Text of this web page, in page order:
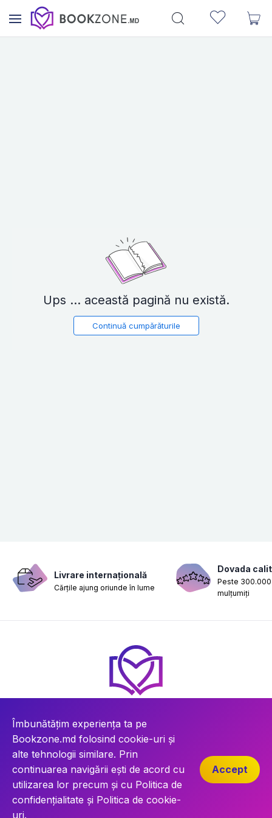
Ups ... această pagină nu există.
Continuă cumpărăturile
Livrare internațională
Cărțile ajung oriunde în lume
Dovada
Peste
mulțumiți
Categorii
Contul meu Bookzone
Ajutor online
Despre Bookzone
Îmbunătățim experiența ta pe
Bookzone.md folosind cookie-uri și
alte tehnologii similare. Prin
continuarea navigării ești de acord cu
utilizarea lor precum și cu Politica de
confidențialitate și Politica de cookie-
uri.
Accept